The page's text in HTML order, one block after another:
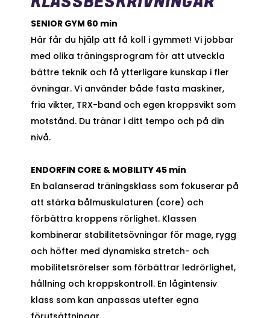
SENIOR GYM 60 min
Här får du hjälp att få koll i gymmet! Vi jobbar
med olika träningsprogram för att utveckla
bättre teknik och få ytterligare kunskap i fler
övningar. Vi använder både fasta maskiner,
fria vikter, TRX-band och egen kroppsvikt som
motstånd. Du tränar i ditt tempo och på din
nivå.
ENDORFIN CORE & MOBILITY 45 min
En balanserad träningsklass som fokuserar på
att stärka bålmuskulaturen (core) och
förbättra kroppens rörlighet. Klassen
kombinerar stabilitetsövningar för mage, rygg
och höfter med dynamiska stretch- och
mobilitetsrörelser som förbättrar ledrörlighet,
hållning och kroppskontroll. En lågintensiv
klass som kan anpassas utefter egna